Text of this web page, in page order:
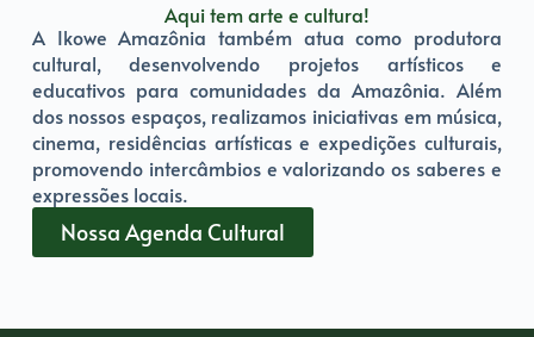
Aqui tem arte e cultura!
A Ikowe Amazônia também atua como produtora
cultural, desenvolvendo projetos artísticos e
educativos para comunidades da Amazônia. Além
dos nossos espaços, realizamos iniciativas em música,
cinema, residências artísticas e expedições culturais,
promovendo intercâmbios e valorizando os saberes e
expressões locais.
Nossa Agenda Cultural